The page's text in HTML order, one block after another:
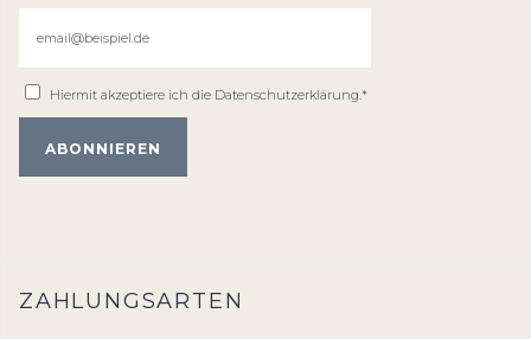
Hiermit akzeptiere ich die Datenschutzerklärung.*
ZAHLUNGSARTEN